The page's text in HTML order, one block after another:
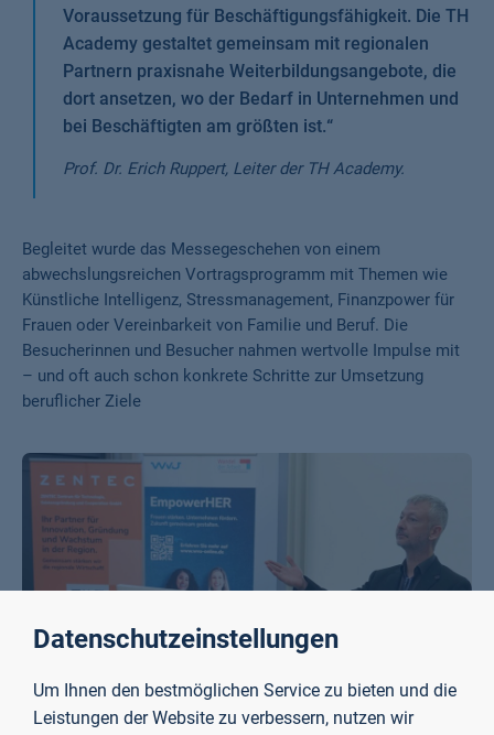
Voraussetzung für Beschäftigungsfähigkeit. Die TH
Academy gestaltet gemeinsam mit regionalen
Partnern praxisnahe Weiterbildungsangebote, die
dort ansetzen, wo der Bedarf in Unternehmen und
bei Beschäftigten am größten ist.“
Prof. Dr. Erich Ruppert, Leiter der TH Academy.
Begleitet wurde das Messegeschehen von einem
abwechslungsreichen Vortragsprogramm mit Themen wie
Künstliche Intelligenz, Stressmanagement, Finanzpower für
Frauen oder Vereinbarkeit von Familie und Beruf. Die
Besucherinnen und Besucher nahmen wertvolle Impulse mit
– und oft auch schon konkrete Schritte zur Umsetzung
beruflicher Ziele
Datenschutzeinstellungen
Um Ihnen den bestmöglichen Service zu bieten und die
Leistungen der Website zu verbessern, nutzen wir